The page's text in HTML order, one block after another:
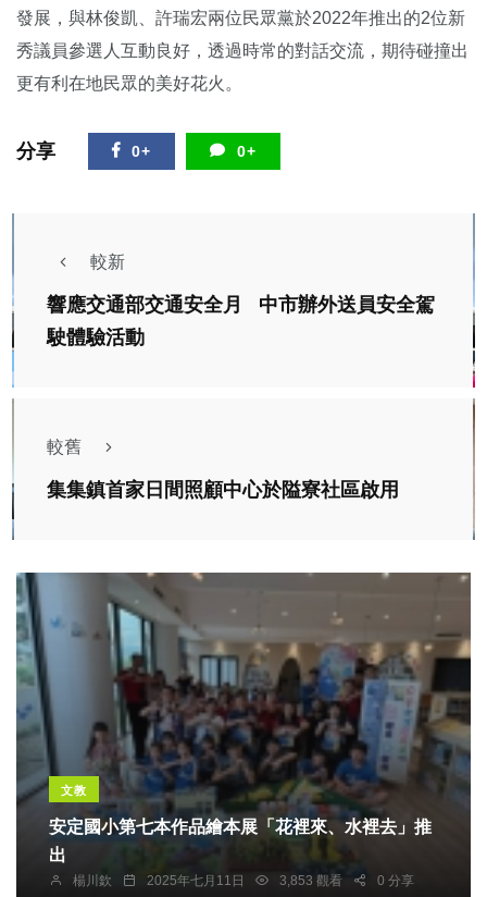
發展，與林俊凱、許瑞宏兩位民眾黨於2022年推出的2位新
秀議員參選人互動良好，透過時常的對話交流，期待碰撞出
更有利在地民眾的美好花火。
分享 0+ 0+
較新
響應交通部交通安全月 中市辦外送員安全駕
駛體驗活動
較舊
集集鎮首家日間照顧中心於隘寮社區啟用
文教
安定國小第七本作品繪本展「花裡來、水裡去」推
出
楊川欽 2025年七月11日 3,853 觀看 0 分享